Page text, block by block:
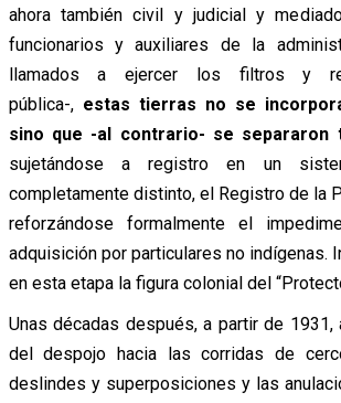
ahora también civil y judicial y
funcionarios y auxiliares de la
llamados a ejercer los filtros y
pública-, estas tierras no se
sino que -al contrario- se separaron
sujetándose a registro en un
completamente distinto, el Registro de la
reforzándose formalmente el
adquisición por particulares no indígenas.
en esta etapa la figura colonial del
Unas décadas después, a partir de 1931,
del despojo hacia las corridas de
deslindes y superposiciones y las